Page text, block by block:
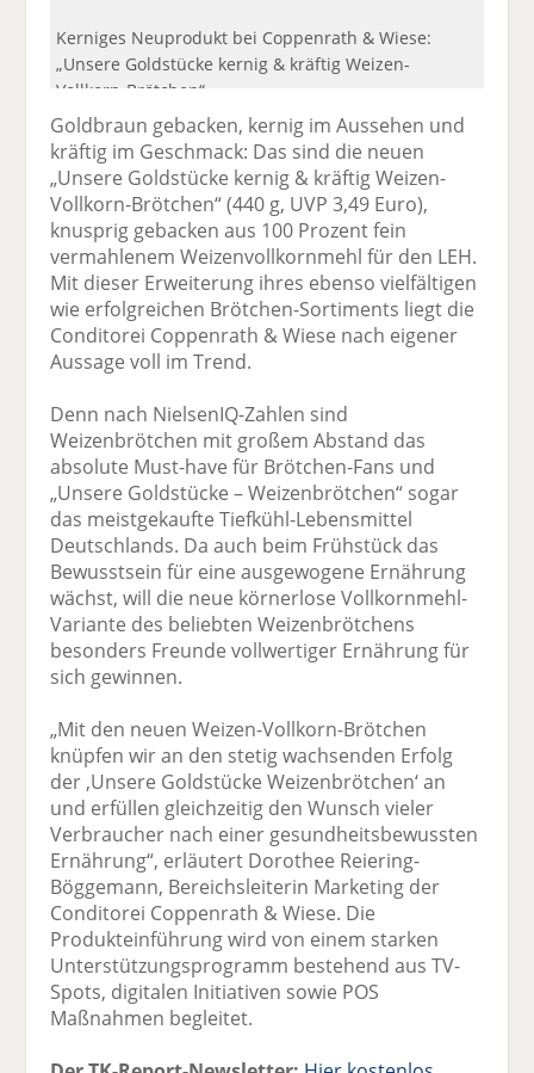
Kerniges Neuprodukt bei Coppenrath & Wiese:
„Unsere Goldstücke kernig & kräftig Weizen-
Vollkorn-Brötchen“.
Goldbraun gebacken, kernig im Aussehen und
kräftig im Geschmack: Das sind die neuen
„Unsere Goldstücke kernig & kräftig Weizen-
Vollkorn-Brötchen“ (440 g, UVP 3,49 Euro),
knusprig gebacken aus 100 Prozent fein
vermahlenem Weizenvollkornmehl für den LEH.
Mit dieser Erweiterung ihres ebenso vielfältigen
wie erfolgreichen Brötchen-Sortiments liegt die
Conditorei Coppenrath & Wiese nach eigener
Aussage voll im Trend.
Denn nach NielsenIQ-Zahlen sind
Weizenbrötchen mit großem Abstand das
absolute Must-have für Brötchen-Fans und
„Unsere Goldstücke – Weizenbrötchen“ sogar
das meistgekaufte Tiefkühl-Lebensmittel
Deutschlands. Da auch beim Frühstück das
Bewusstsein für eine ausgewogene Ernährung
wächst, will die neue körnerlose Vollkornmehl-
Variante des beliebten Weizenbrötchens
besonders Freunde vollwertiger Ernährung für
sich gewinnen.
„Mit den neuen Weizen-Vollkorn-Brötchen
knüpfen wir an den stetig wachsenden Erfolg
der ‚Unsere Goldstücke Weizenbrötchen‘ an
und erfüllen gleichzeitig den Wunsch vieler
Verbraucher nach einer gesundheitsbewussten
Ernährung“, erläutert Dorothee Reiering-
Böggemann, Bereichsleiterin Marketing der
Conditorei Coppenrath & Wiese. Die
Produkteinführung wird von einem starken
Unterstützungsprogramm bestehend aus TV-
Spots, digitalen Initiativen sowie POS
Maßnahmen begleitet.